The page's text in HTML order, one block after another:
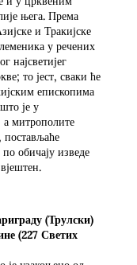
њега. Према
и Тракијске
у речених
најсветијег
то јест, сваки ће
епископима
је у
митрополите
постављаће
обичају изведе
(Трулски)
(227 Светих